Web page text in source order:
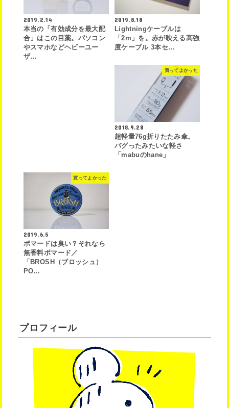
2019.2.14
本当の「有効成分を最大配
合」はこの目薬。パソコン
やスマホなどヘビーユー
ザ…
2019.8.18
Lightningケーブルは
「2m」を。赤が映える高強
度ケーブル 3本セ…
買ってよかった
2018.9.28
超軽量76g折りたたみ傘。
バグったみたいな軽さ
「mabuのhane」
買ってよかった
2019.6.5
ポマードは臭い？それなら
無香料ポマード／
「BROSH（ブロッシュ）
PO…
プロフィール